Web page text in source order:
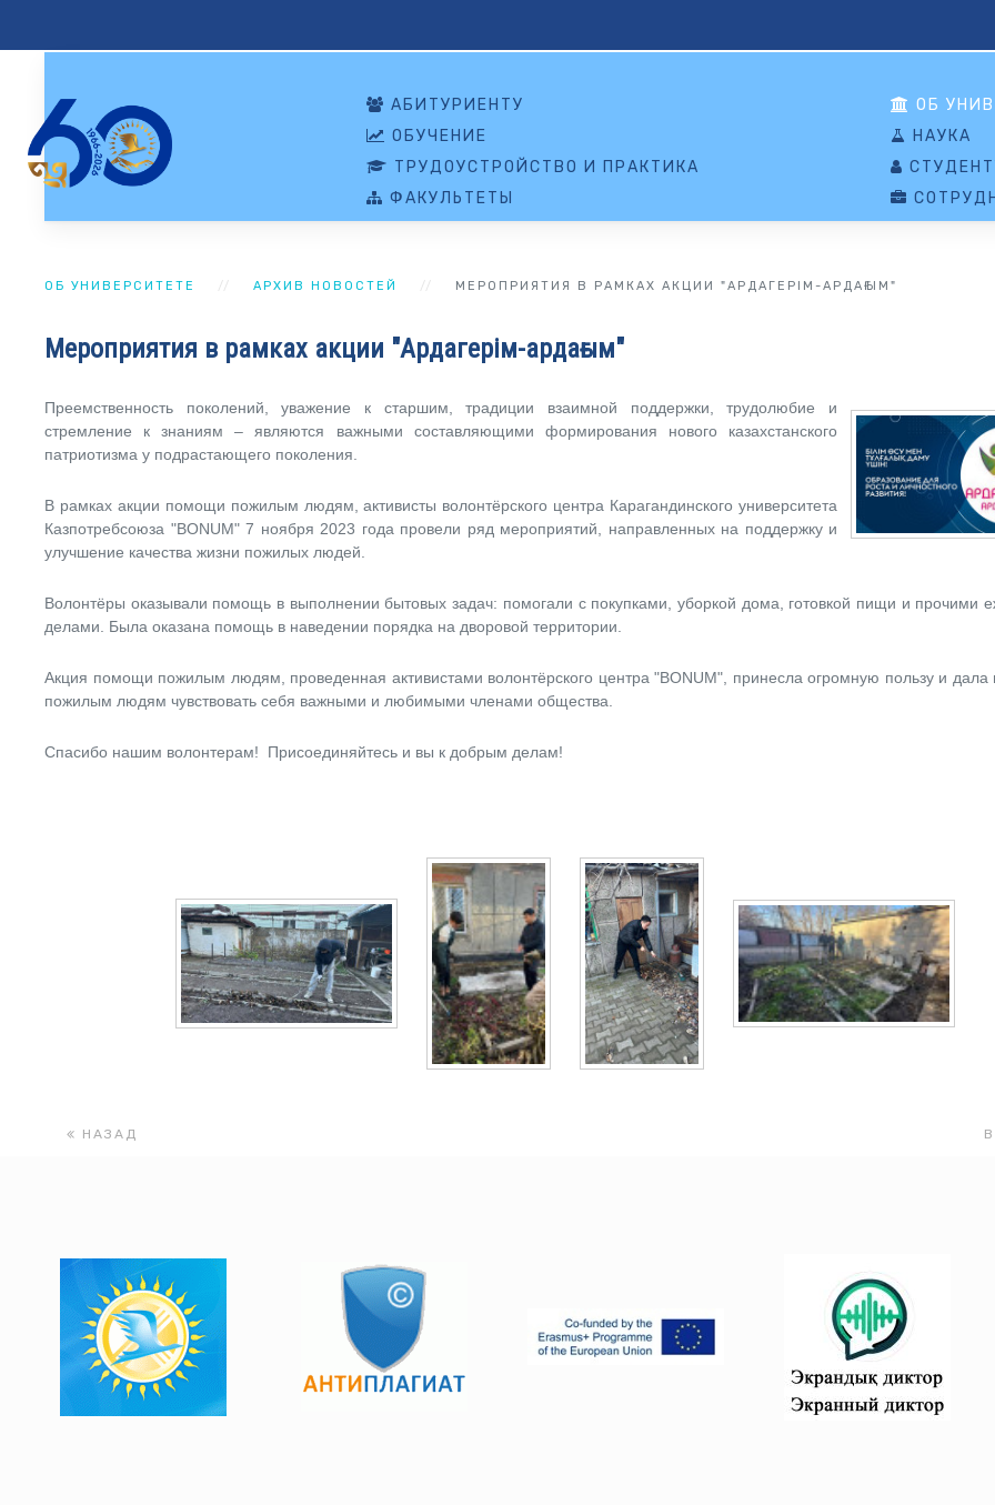
АБИТУРИЕНТУ
ОБ
ОБУЧЕНИЕ
НАУКА
ТРУДОУСТРОЙСТВО И ПРАКТИКА
ФАКУЛЬТЕТЫ
ОБ УНИВЕРСИТЕТЕ АРХИВ НОВОСТЕЙ МЕРОПРИЯТИЯ В РАМКАХ АКЦИИ "АРДАГЕРІМ-АРДАҒЫМ"
Мероприятия в рамках акции "Ардагерім-ардағым"
Преемственность поколений, уважение к старшим, традиции взаимной поддержки, трудолюбие и
стремление к знаниям – являются важными составляющими формирования нового казахстанского
патриотизма у подрастающего поколения.
В рамках акции помощи пожилым людям, активисты волонтёрского центра Карагандинского университета
Казпотребсоюза "BONUM" 7 ноября 2023 года провели ряд мероприятий, направленных на поддержку и
улучшение качества жизни пожилых людей.
Волонтёры оказывали помощь в выполнении бытовых задач: помогали с покупками, уборкой дома, готовкой пищи и прочими
делами. Была оказана помощь в наведении порядка на дворовой территории.
Акция помощи пожилым людям, проведенная активистами волонтёрского центра "BONUM", принесла огромную пользу и дала
пожилым людям чувствовать себя важными и любимыми членами общества.
Спасибо нашим волонтерам! Присоединяйтесь и вы к добрым делам!
НАЗАД